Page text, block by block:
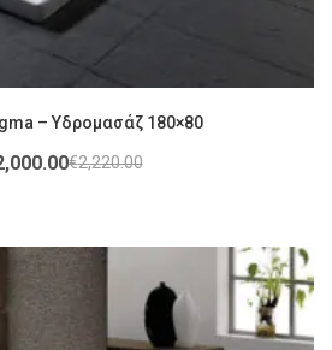
– Υδρομασάζ 180×80
€2,220.00